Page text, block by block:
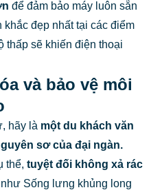
để đảm bảo máy luôn sẵn
đẹp nhất tại các điểm
thấp sẽ khiến điện thoại
và bảo vệ môi
hãy là một du khách văn
sơ của đại ngàn.
thể, tuyệt đối không xả rác
Sống lưng khủng long